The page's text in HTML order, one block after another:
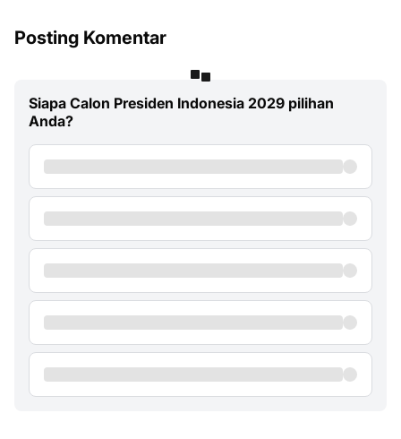
Posting Komentar
Siapa Calon Presiden Indonesia 2029 pilihan
Anda?